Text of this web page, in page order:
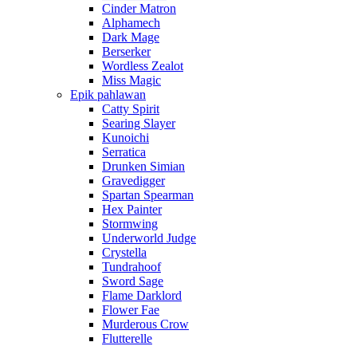
Cinder Matron
Alphamech
Dark Mage
Berserker
Wordless Zealot
Miss Magic
Epik pahlawan
Catty Spirit
Searing Slayer
Kunoichi
Serratica
Drunken Simian
Gravedigger
Spartan Spearman
Hex Painter
Stormwing
Underworld Judge
Crystella
Tundrahoof
Sword Sage
Flame Darklord
Flower Fae
Murderous Crow
Flutterelle